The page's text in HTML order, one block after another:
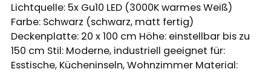
Lichtquelle: 5x Gu10 LED (3000K warmes Weiß)
Farbe: Schwarz (schwarz, matt fertig)
Deckenplatte: 20 x 100 cm Höhe: einstellbar bis zu
150 cm Stil: Moderne, industriell geeignet für:
Esstische, Kücheninseln, Wohnzimmer Material: